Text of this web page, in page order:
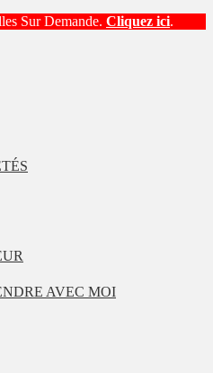
Sur Demande. Cliquez ici.
AVEC MOI